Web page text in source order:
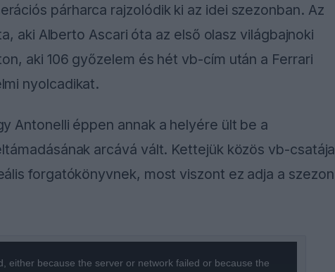
párharca rajzolódik ki az idei szezonban. Az
aki Alberto Ascari óta az első olasz világbajnoki
aki 106 győzelem és hét vb-cím után a Ferrari
nyolcadikat.
Antonelli éppen annak a helyére ült be a
arcává vált. Kettejük közös vb-csatája
forgatókönyvnek, most viszont ez adja a szezon
either because the server or network failed or because the